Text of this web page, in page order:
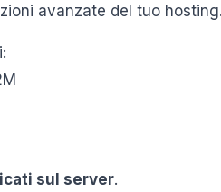
avanzate del tuo hosting.
sul server.